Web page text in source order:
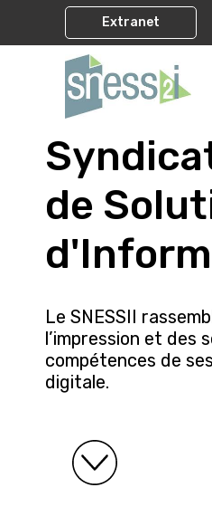
Extranet
de
Le SNESSII
l’impression et des
compétences de
digitale.